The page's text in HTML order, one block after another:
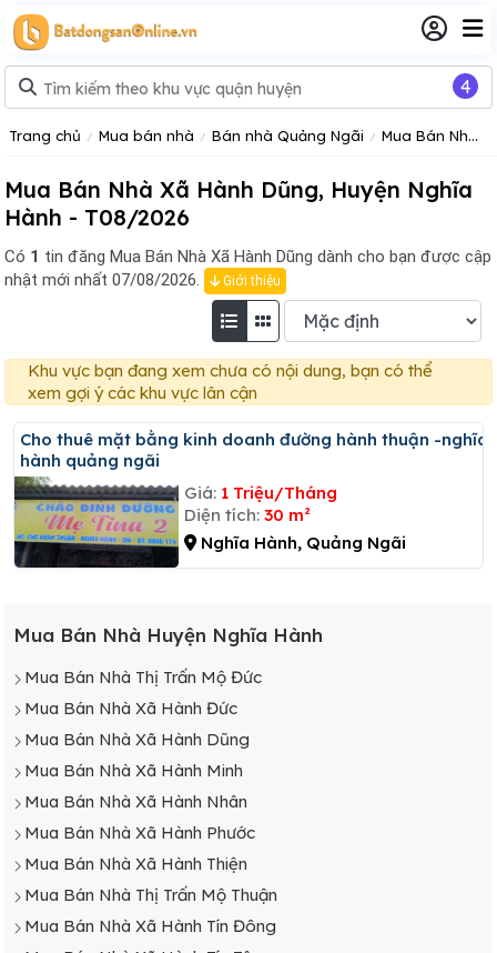
Trang chủ Mua bán nhà Bán nhà Quảng Ngãi Mua Bán Nhà Huyện Nghĩa Hành Tỉnh Quảng Ngãi
Mua Bán Nhà Xã Hành Dũng, Huyện Nghĩa
Hành - T08/2026
Có 1 tin đăng Mua Bán Nhà Xã Hành Dũng dành cho bạn được cập
nhật mới nhất 07/08/2026.
Giới thiệu
Khu vực bạn đang xem chưa có nội dung, bạn có thể
xem gợi ý các khu vực lân cận
Cho thuê mặt bằng kinh doanh đường hành thuận -nghĩa
hành quảng ngãi
Giá: 1 Triệu/Tháng
Diện tích: 30 m²
Nghĩa Hành, Quảng Ngãi
Mua Bán Nhà Huyện Nghĩa Hành
Mua Bán Nhà Thị Trấn Mộ Đức
Mua Bán Nhà Xã Hành Đức
Mua Bán Nhà Xã Hành Dũng
Mua Bán Nhà Xã Hành Minh
Mua Bán Nhà Xã Hành Nhân
Mua Bán Nhà Xã Hành Phước
Mua Bán Nhà Xã Hành Thiện
Mua Bán Nhà Thị Trấn Mộ Thuận
Mua Bán Nhà Xã Hành Tín Đông
4